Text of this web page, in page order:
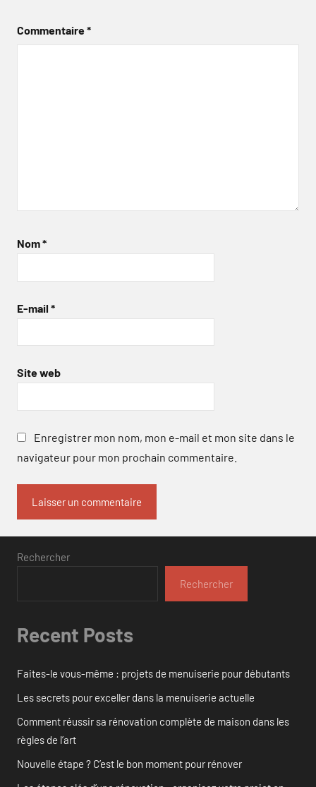
Commentaire*
Nom*
E-mail *
Site web
Enregistrer mon nom, mon e-mail et mon site dans le
navigateur pour mon prochain commentaire.
Rechercher
Rechercher
Recent Posts
Faites-le vous-même : projets de menuiserie pour débutants
Les secrets pour exceller dans la menuiserie actuelle
Comment réussir sa rénovation complète de maison dans les
règles de l’art
Nouvelle étape ? C’est le bon moment pour rénover